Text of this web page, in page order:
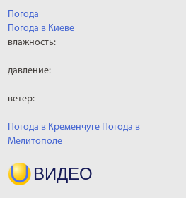
Погода
Погода в Киеве
влажность:
давление:
ветер:
Погода в Кременчуге Погода в
Мелитополе
ВИДЕО